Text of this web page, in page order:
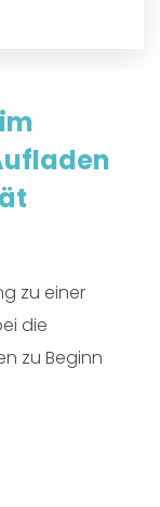
zu einer
die
zu Beginn